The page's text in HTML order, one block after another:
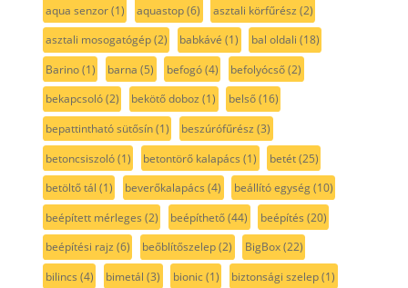
aqua senzor(1) aquastop(6) asztali körfűrész (2)
asztali mosogatógép(2) babkávé (1) bal oldali (18)
Barino(1) barna (5) befogó(4) befolyócső(2)
bekapcsoló(2) bekötő doboz (1) belső(16)
bepattintható sütősín(1) beszúrófűrész (3)
betoncsiszoló(1) betontörő kalapács (1) betét(25)
betöltő tál (1) beverőkalapács (4) beállító egység(10)
beépített mérleges (2) beépíthető(44) beépítés (20)
beépítési rajz (6) beőblítőszelep(2) BigBox(22)
bilincs (4) bimetál (3) bionic(1) biztonsági szelep(1)